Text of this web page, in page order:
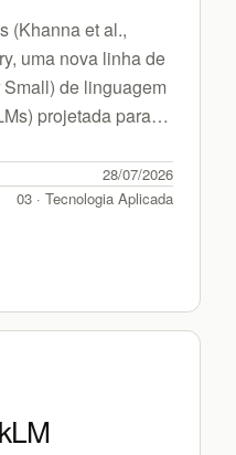
(Khanna et al.,
uma nova linha de
de linguagem
projetada para
28/07/2026
03 · Tecnologia Aplicada